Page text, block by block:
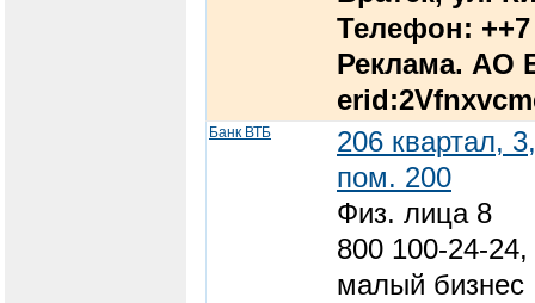
Телефон: ++7
Реклама. АО
Банк ВТБ
206 квартал, 3,
пом. 200
Физ. лица 8
800 100-24-24,
малый бизнес